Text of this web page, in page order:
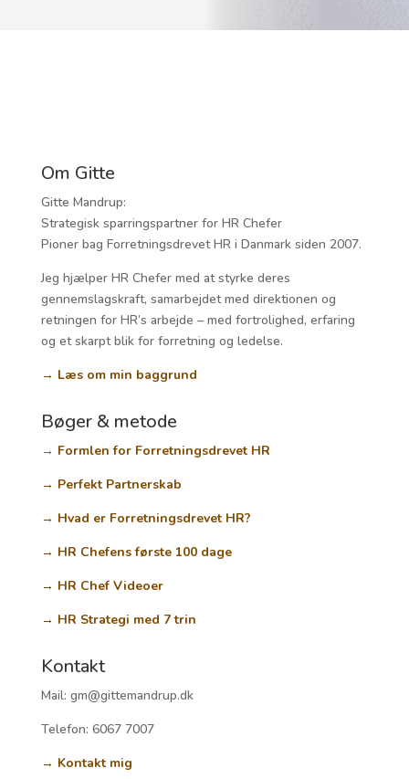
Om Gitte
Gitte Mandrup:
Strategisk sparringspartner for HR Chefer
Pioner bag Forretningsdrevet HR i Danmark siden 2007.
Jeg hjælper HR Chefer med at styrke deres
gennemslagskraft, samarbejdet med direktionen og
retningen for HR’s arbejde – med fortrolighed, erfaring
og et skarpt blik for forretning og ledelse.
→ Læs om min baggrund
Bøger & metode
→ Formlen for Forretningsdrevet HR
→ Perfekt Partnerskab
→ Hvad er Forretningsdrevet HR?
→ HR Chefens første 100 dage
→ HR Chef Videoer
→ HR Strategi med 7 trin
Kontakt
Mail: gm@gittemandrup.dk
Telefon: 6067 7007
→ Kontakt mig